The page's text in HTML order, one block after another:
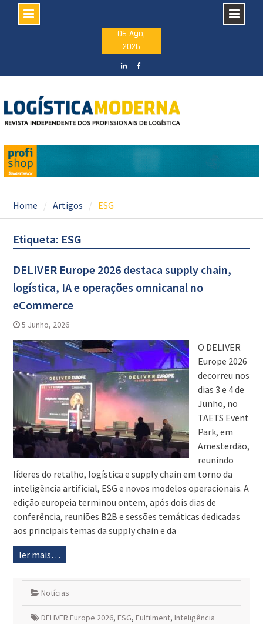
06 Ago,
2026
Home Artigos ESG
Etiqueta: ESG
DELIVER Europe 2026 destaca supply chain,
logística, IA e operações omnicanal no
eCommerce
5 Junho, 2026
O DELIVER
Europe 2026
decorreu nos
dias 3 e 4 de
Junho, no
TAETS Event
Park, em
Amesterdão,
reunindo
líderes do retalho, logística e supply chain em torno da
inteligência artificial, ESG e novos modelos operacionais. A
edição europeia terminou ontem, após dois dias de
conferência, reuniões B2B e sessões temáticas dedicadas
aos principais temas da supply chain e da
ler mais…
Notícias
DELIVER Europe 2026, ESG, Fulfilment, Inteligência